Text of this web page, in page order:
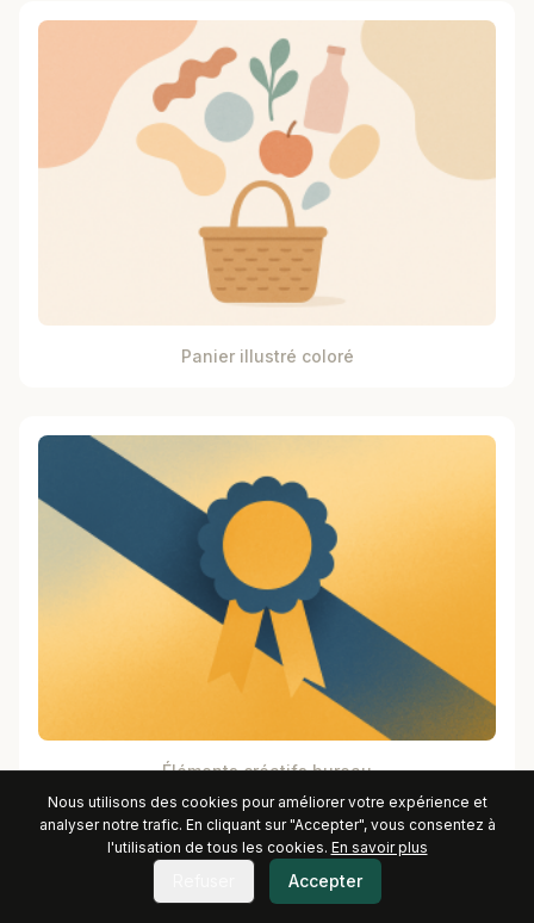
Panier illustré coloré
Éléments créatifs bureau
Nous utilisons des cookies pour améliorer votre expérience et
analyser notre trafic. En cliquant sur "Accepter", vous consentez à
l'utilisation de tous les cookies. En savoir plus
Accepter